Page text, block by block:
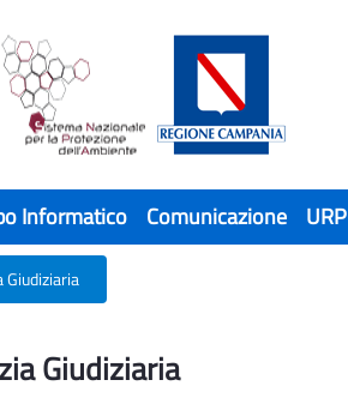
Informatico Comunicazione URP
Giudiziaria
Giudiziaria
Giudiziaria